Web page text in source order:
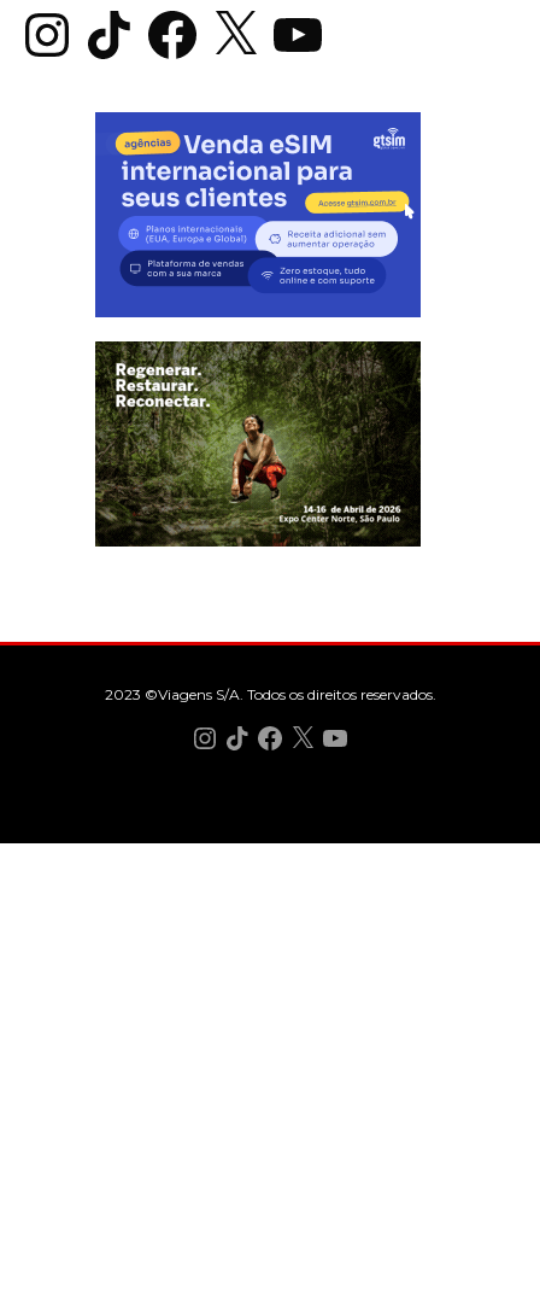
InstagramTikTok Facebook
X YouTube
2023 ©Viagens S/A. Todos os direitos reservados.
Instagram
TikTokFacebook
X YouTube